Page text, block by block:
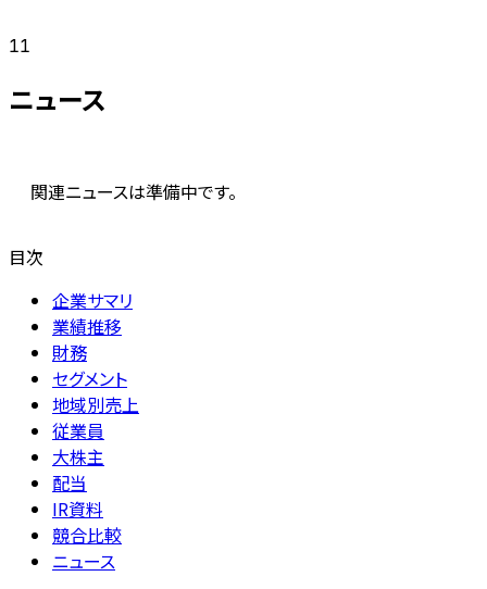
11
ニュース
関連ニュースは準備中です。
目次
企業サマリ
業績推移
財務
セグメント
地域別売上
従業員
大株主
配当
IR資料
競合比較
ニュース